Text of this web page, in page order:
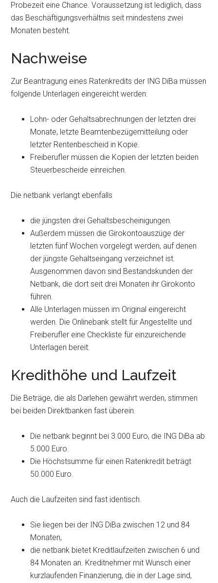
Probezeit eine Chance. Voraussetzung ist lediglich, dass
das Beschäftigungsverhältnis seit mindestens zwei
Monaten besteht.
Nachweise
Zur Beantragung eines Ratenkredits der ING DiBa müssen
folgende Unterlagen eingereicht werden:
Lohn- oder Gehaltsabrechnungen der letzten drei
Monate, letzte Beamtenbezügemitteilung oder
letzter Rentenbescheid in Kopie.
Freiberufler müssen die Kopien der letzten beiden
Steuerbescheide einreichen.
Die netbank verlangt ebenfalls
die jüngsten drei Gehaltsbescheinigungen.
Außerdem müssen die Girokontoauszüge der
letzten fünf Wochen vorgelegt werden, auf denen
der jüngste Gehaltseingang verzeichnet ist.
Ausgenommen davon sind Bestandskunden der
Netbank, die dort seit drei Monaten ihr Girokonto
führen.
Alle Unterlagen müssen im Original eingereicht
werden. Die Onlinebank stellt für Angestellte und
Freiberufler eine Checkliste für einzureichende
Unterlagen bereit.
Kredithöhe und Laufzeit
Die Beträge, die als Darlehen gewährt werden, stimmen
bei beiden Direktbanken fast überein.
Die netbank beginnt bei 3.000 Euro, die ING DiBa ab
5.000 Euro.
Die Höchstsumme für einen Ratenkredit beträgt
50.000 Euro.
Auch die Laufzeiten sind fast identisch.
Sie liegen bei der ING DiBa zwischen 12 und 84
Monaten,
die netbank bietet Kreditlaufzeiten zwischen 6 und
84 Monaten an. Kreditnehmer mit Wunsch einer
kurzlaufenden Finanzierung, die in der Lage sind,